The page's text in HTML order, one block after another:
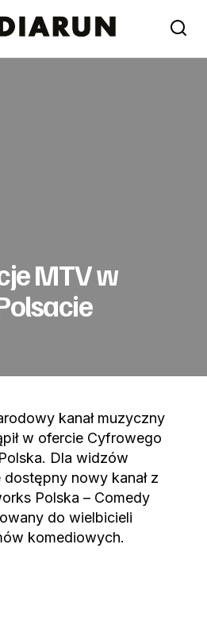
MTV w
kanał muzyczny
w ofercie Cyfrowego
Dla widzów
nowy kanał z
Polska – Comedy
do wielbicieli
komediowych.